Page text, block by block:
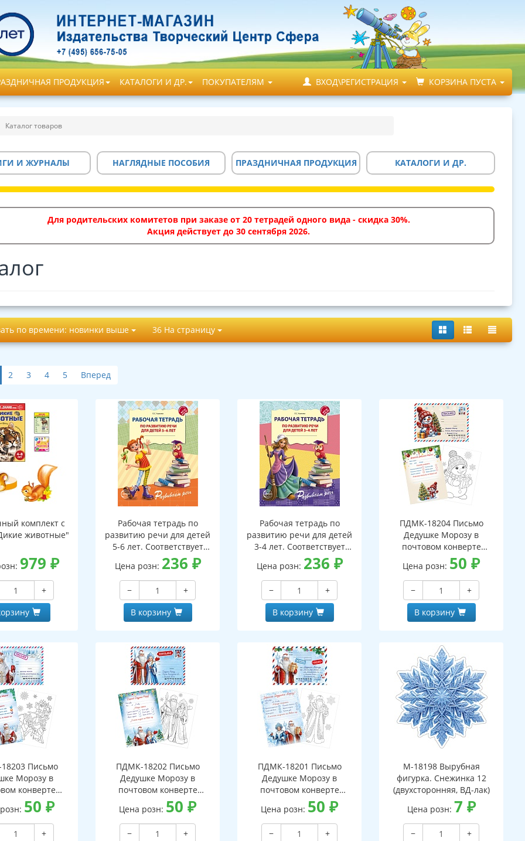
ПРОДУКЦИЯ КАТАЛОГИ И ДР. ПОКУПАТЕЛЯМ ВХОД\РЕГИСТРАЦИЯ КОРЗИНА ПУСТА
Каталог товаров
И ЖУРНАЛЫ НАГЛЯДНЫЕ ПОСОБИЯ ПРАЗДНИЧНАЯ ПРОДУКЦИЯ КАТАЛОГИ И ДР.
Для родительских комитетов при заказе от 20 тетрадей одного вида - скидка 30%.
Акция действует до 30 сентября 2026.
по времени: новинки выше 36 На страницу
2 3 4 5 Вперед
комплект с
животные"
979 ₽
+
Рабочая тетрадь по
развитию речи для детей
5-6 лет. Соответствует
ФГОС ДО - 3-е изд. испр.
Цена розн: 236 ₽
−
+
В корзину
Рабочая тетрадь по
развитию речи для детей
3-4 лет. Соответствует
ФГОС ДО - 3-е изд. испр.
Цена розн: 236 ₽
−
+
В корзину
ПДМК-18204 Письмо
Дедушке Морозу в
почтовом конверте
(конверт, письмо с текстом
и раскраской на обороте,
вырубная фигурка)
Цена розн: 50₽
−
+
В корзину
Письмо
Морозу в
конверте
письмо с текстом
на обороте,
фигурка)
50₽
+
ПДМК-18202 Письмо
Дедушке Морозу в
почтовом конверте
(конверт, письмо с текстом
и раскраской на обороте,
вырубная фигурка)
Цена розн: 50₽
−
+
ПДМК-18201 Письмо
Дедушке Морозу в
почтовом конверте
(конверт, письмо с текстом
и раскраской на обороте,
вырубная фигурка)
Цена розн: 50₽
−
+
М-18198 Вырубная
фигурка. Снежинка 12
(двухсторонняя, ВД-лак)
Цена розн: 7 ₽
−
+